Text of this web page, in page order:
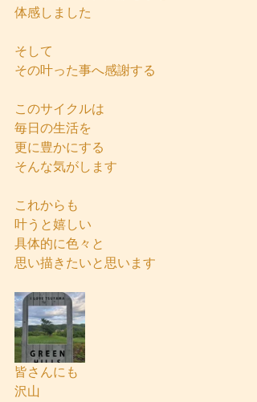
体感しました
そして
その叶った事へ感謝する
このサイクルは
毎日の生活を
更に豊かにする
そんな気がします
これからも
叶うと嬉しい
具体的に色々と
思い描きたいと思います
皆さんにも
沢山